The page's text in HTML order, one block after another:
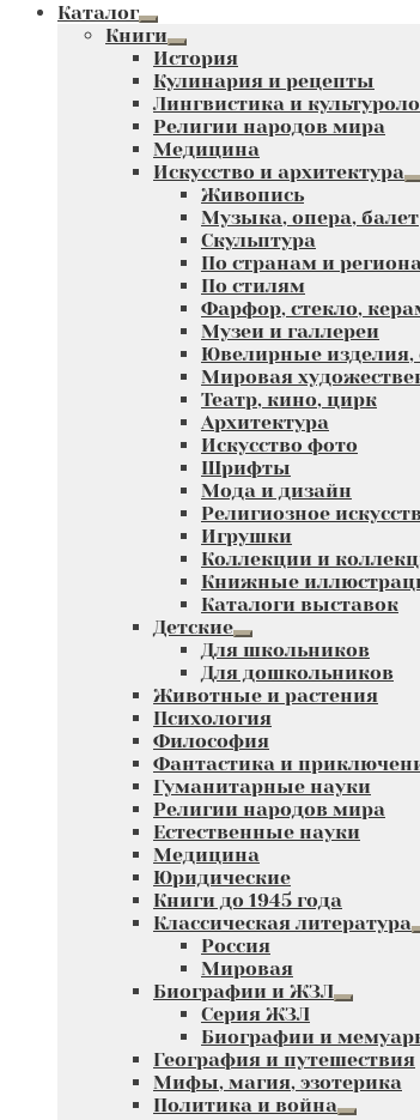
Каталог
Развернутое
вложенное
меню
Книги
Развернутое
вложенное
меню
История
Кулинария и рецепты
Лингвистика и
Религии народов мира
Медицина
Искусство и архитектура
Живопись
Музыка, опера, балет
Скульптура
По странам и
По стилям
Фарфор, стекло,
Музеи и галлереи
Ювелирные изделия,
Мировая
Театр, кино, цирк
Архитектура
Искусство фото
Шрифты
Мода и дизайн
Религиозное
Игрушки
Коллекции и
Книжные
Каталоги выставок
Детские
Развернутое
вложенное
меню
Для школьников
Для дошкольников
Животные и растения
Психология
Философия
Фантастика и
Гуманитарные науки
Религии народов мира
Естественные науки
Медицина
Юридические
Книги до 1945 года
Классическая литература
Россия
Мировая
Биографии и ЖЗЛ
меню
Серия ЖЗЛ
Биографии и
География и путешествия
Мифы, магия, эзотерика
Политика и война